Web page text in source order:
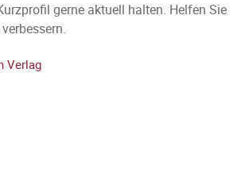
gerne aktuell halten. Helfen Sie
Verlag